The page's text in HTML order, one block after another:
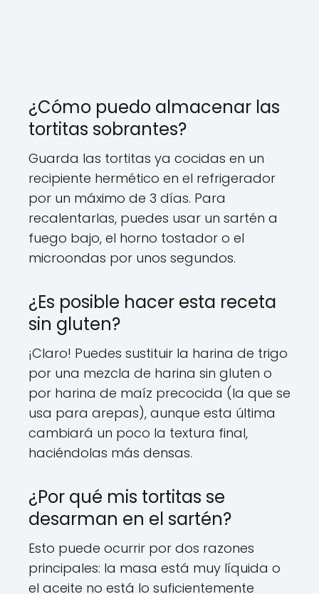
¿Cómo puedo almacenar las
tortitas sobrantes?
Guarda las tortitas ya cocidas en un
recipiente hermético en el refrigerador
por un máximo de 3 días. Para
recalentarlas, puedes usar un sartén a
fuego bajo, el horno tostador o el
microondas por unos segundos.
¿Es posible hacer esta receta
sin gluten?
¡Claro! Puedes sustituir la harina de trigo
por una mezcla de harina sin gluten o
por harina de maíz precocida (la que se
usa para arepas), aunque esta última
cambiará un poco la textura final,
haciéndolas más densas.
¿Por qué mis tortitas se
desarman en el sartén?
Esto puede ocurrir por dos razones
principales: la masa está muy líquida o
el aceite no está lo suficientemente